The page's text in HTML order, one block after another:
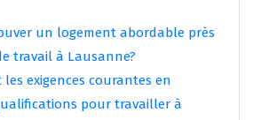
un logement abordable près
travail à Lausanne?
exigences courantes en
pour travailler à